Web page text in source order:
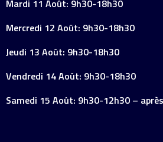
Mardi 11 Août: 9h30-18h30
Mercredi 12 Août: 9h30-18h30
Jeudi 13 Août: 9h30-18h30
Vendredi 14 Août: 9h30-18h30
Samedi 15 Août: 9h30-12h30 –